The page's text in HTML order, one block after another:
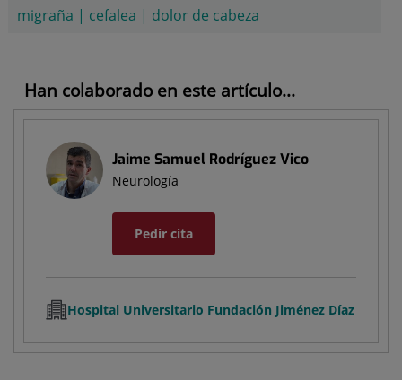
migraña | cefalea | dolor de cabeza
Han colaborado en este artículo...
Jaime Samuel Rodríguez Vico
Neurología
Pedir cita
Hospital Universitario Fundación Jiménez Díaz